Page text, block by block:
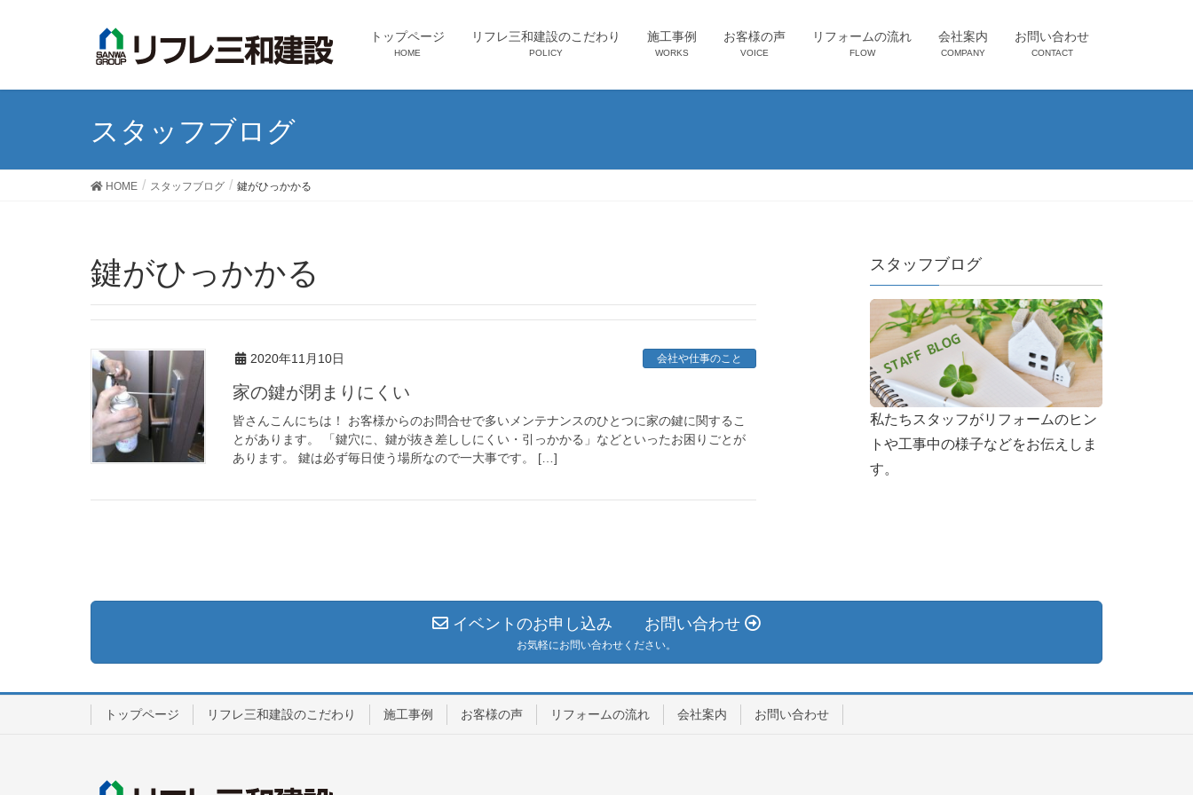
トップページ
HOME
リフレ三和建設のこだわり
POLICY
施工事例
WORKS
お客様の声
VOICE
リフォームの流れ
FLOW
会社案内
COMPANY
お問い合わせ
CONTACT
スタッフブログ
HOME スタッフブログ 鍵がひっかかる
鍵がひっかかる
2020年11月10日 会社や仕事のこと
家の鍵が閉まりにくい
皆さんこんにちは！ お客様からのお問合せで多いメンテナンスのひとつに家の鍵に関するこ
とがあります。 「鍵穴に、鍵が抜き差ししにくい・引っかかる」などといったお困りごとが
あります。 鍵は必ず毎日使う場所なので一大事です。 […]
スタッフブログ
私たちスタッフがリフォームのヒン
トや工事中の様子などをお伝えしま
す。
イベントのお申し込み お問い合わせ
お気軽にお問い合わせください。
トップページ リフレ三和建設のこだわり 施工事例 お客様の声 リフォームの流れ 会社案内 お問い合わせ